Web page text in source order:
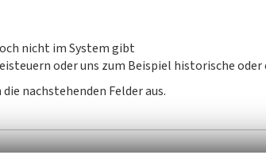
nicht im System gibt
oder uns zum Beispiel historische oder
nachstehenden Felder aus.